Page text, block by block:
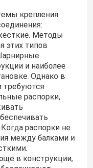
крепления:
Методы
этих типов
и наиболее
Однако в
требуются
распорки,
распорки не
между балками и
в конструкции,